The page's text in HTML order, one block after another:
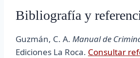
Bibliografía y
Guzmán, C. A. Manual de
Ediciones La Roca. Consultar